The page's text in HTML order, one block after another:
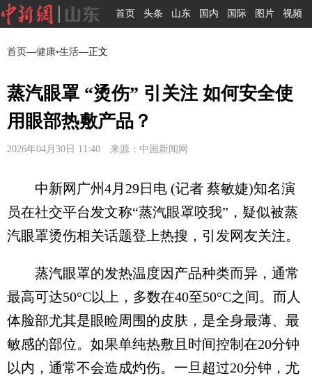
首页 头条 山东 国内 国际 图片 视频
首页—健康•生活—正文
蒸汽眼罩 “烫伤” 引关注 如何安全使
用眼部热敷产品？
2026年04月30日 11:40 来源：中国新闻网
中新网广州4月29日电 (记者 蔡敏婕)知名演
员在社交平台发文称“蒸汽眼罩咬我”，疑似被蒸
汽眼罩烫伤相关话题登上热搜，引发网友关注。
蒸汽眼罩的发热温度因产品种类而异，通常
最高可达50°C以上，多数在40至50°C之间。而人
体脸部尤其是眼睑周围的皮肤，是全身最薄、最
敏感的部位。如果单纯热敷且时间控制在20分钟
以内，通常不会造成灼伤。一旦超过20分钟，尤